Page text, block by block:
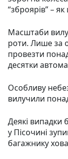
“зброярів” –
Масштаби
роти. Лише за
провезти
десятки
Особливу
вилучили
Деякі випадки
у Пісочині
багажнику